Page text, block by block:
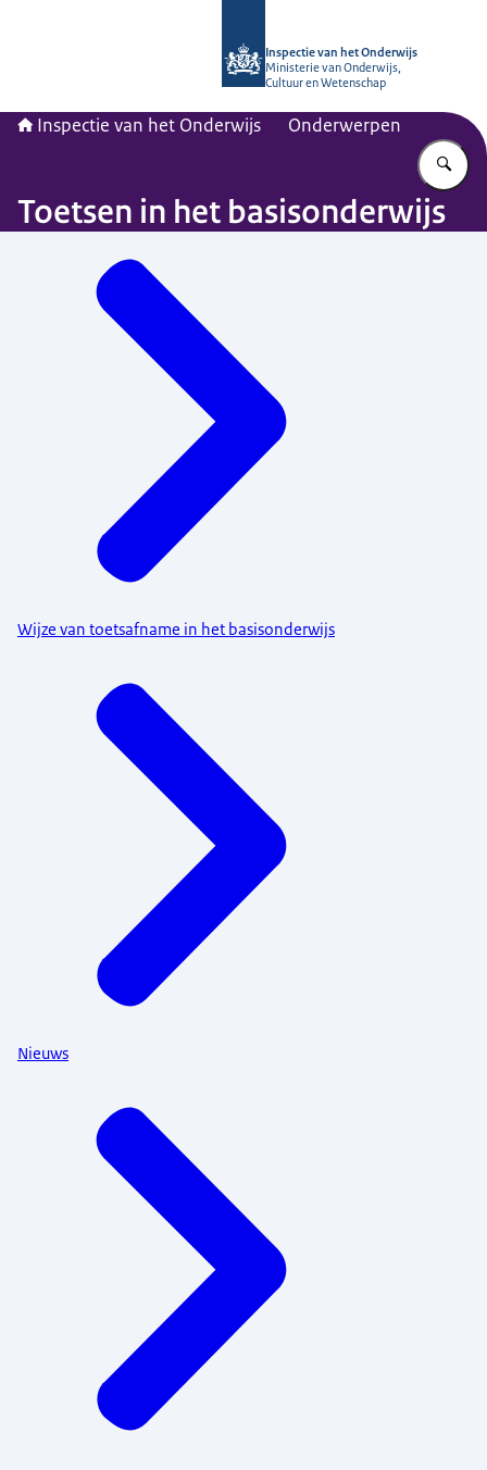
Inspectie van het Onderwijs
Ministerie van Onderwijs,
Cultuur en Wetenschap
Inspectie van het Onderwijs Onderwerpen
Toetsen in het basisonderwijs
Wijze van toetsafname in het basisonderwijs
Nieuws